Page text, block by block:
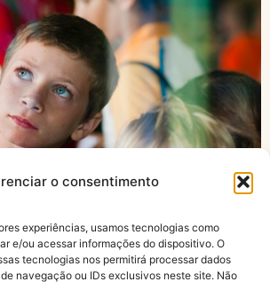
o consentimento
experiências, usamos tecnologias como
e/ou acessar informações do dispositivo. O
tecnologias nos permitirá processar dados
navegação ou IDs exclusivos neste site. Não
a fazer análise de pensão
feminicídio